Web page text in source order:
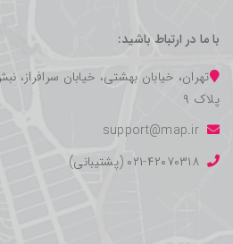
با ما در ارتباط باشید:
تهران، خیابان بهشتی، خیابان
پلاک ۹